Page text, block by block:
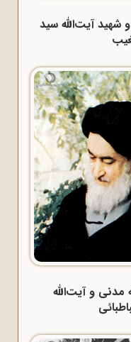
شهید آیت‌الله سید
مدنی و آیت‌الله